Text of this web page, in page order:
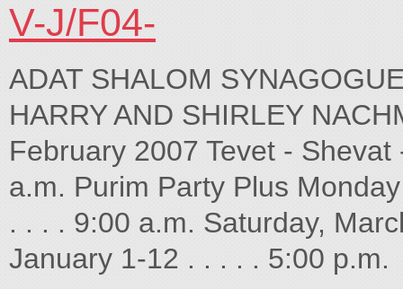
V-J/F04-
ADAT SHALOM
HARRY AND SHIRLEY
February 2007 Tevet -
a.m. Purim Party Plus
. . . . 9:00 a.m. Saturday,
January 1-12 . . . . . 5:00 p.m.